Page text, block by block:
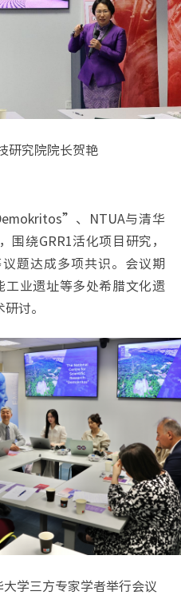
研究院院长贺艳
、NTUA与清华
绕GRR1活化项目研究，
题达成多项共识。会议期
工业遗址等多处希腊文化遗
讨。
学三方专家学者举行会议